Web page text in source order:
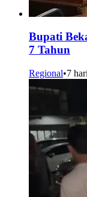
Bupati
7 Tahun
Regional•7